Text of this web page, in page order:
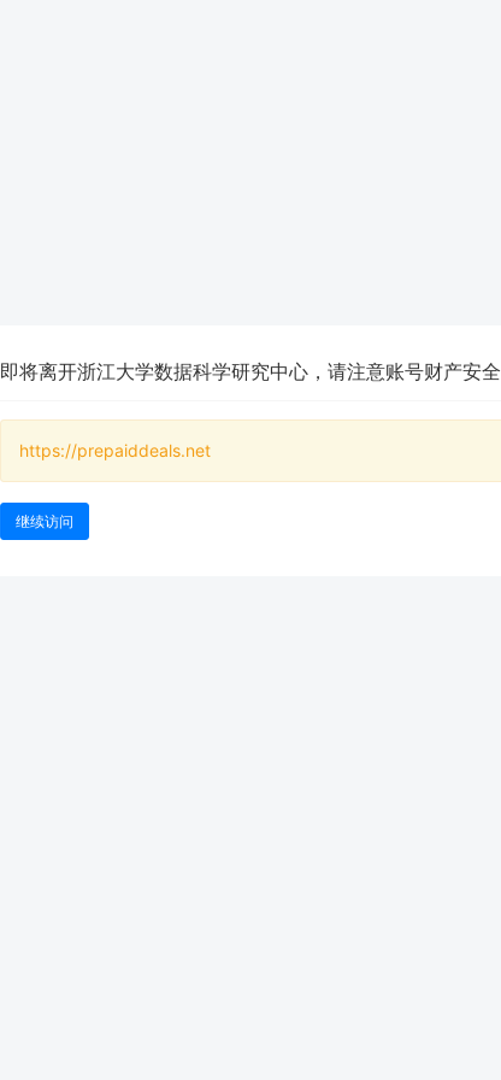
即将离开浙江大学数据科学研究中心，请注意账号财产安全
https://prepaiddeals.net
继续访问